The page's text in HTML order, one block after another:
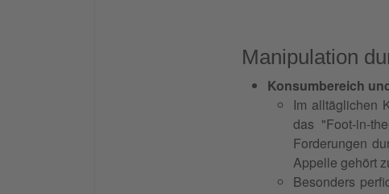
Manipulation
Konsumbereich
Im alltäglichen
das "Foot-in-
Forderungen
Appelle gehört
Besonders